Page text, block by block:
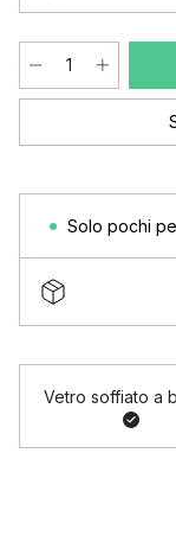
Solo pochi
Vetro soffiato a